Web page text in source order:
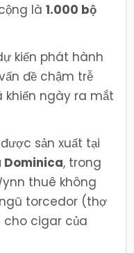
là1.000 bộ
kiến phát hành
đề chậm trễ
khiến ngày ra mắt
sản xuất tại
Dominica, trong
thuê không
torcedor (thợ
cigar của